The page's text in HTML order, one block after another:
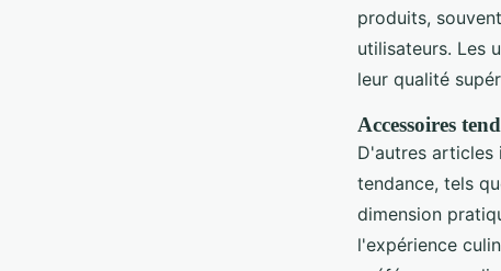
produits,
utilisateurs. Les
leur qualité
Accessoires
D'autres articles
tendance, tels
dimension
l'expérience